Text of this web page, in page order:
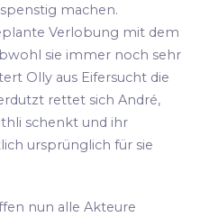
machen.
Verlobung mit dem
sie immer noch sehr
Olly aus Eifersucht die
rettet sich André,
schenkt und ihr
ursprünglich für sie
nun alle Akteure